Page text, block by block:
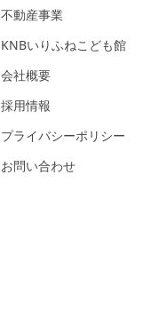
不動産事業
KNBいりふねこども館
会社概要
採用情報
プライバシーポリシー
お問い合わせ